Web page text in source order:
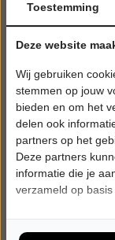
CABARET
Toestemming
Deze website
Wij gebruiken
stemmen op jouw
bieden en om het
delen ook
partners op het
Deze partners
informatie die je
verzameld op